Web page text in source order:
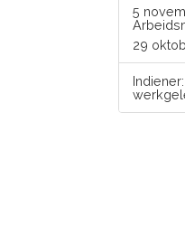
5
29
Indiener: